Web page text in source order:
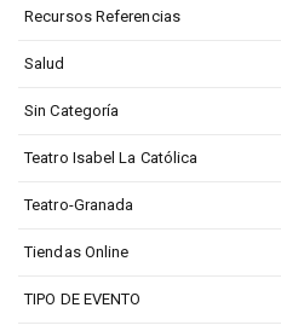
Recursos Referencias
Salud
Sin Categoría
Teatro Isabel La Católica
Teatro-Granada
Tiendas Online
TIPO DE EVENTO